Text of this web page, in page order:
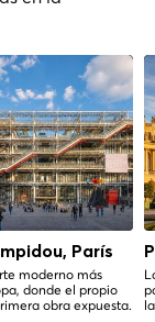
París
moderno más
donde el propio
obra expuesta.